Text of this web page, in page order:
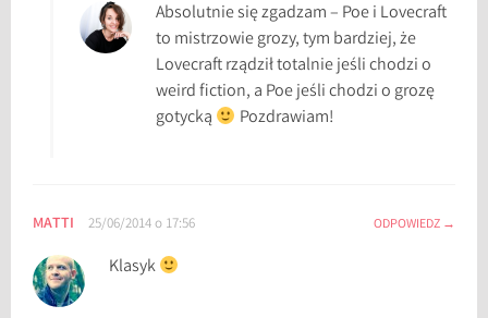
H
o
u
s
e
Absolutnie się zgadzam – Poe i Lovecraft
to mistrzowie grozy, tym bardziej, że
Lovecraft rządził totalnie jeśli chodzi o
weird fiction, a Poe jeśli chodzi o grozę
gotycką
Pozdrawiam!
MATTI 25/06/2014 o 17:56 ODPOWIEDZ
Klasyk